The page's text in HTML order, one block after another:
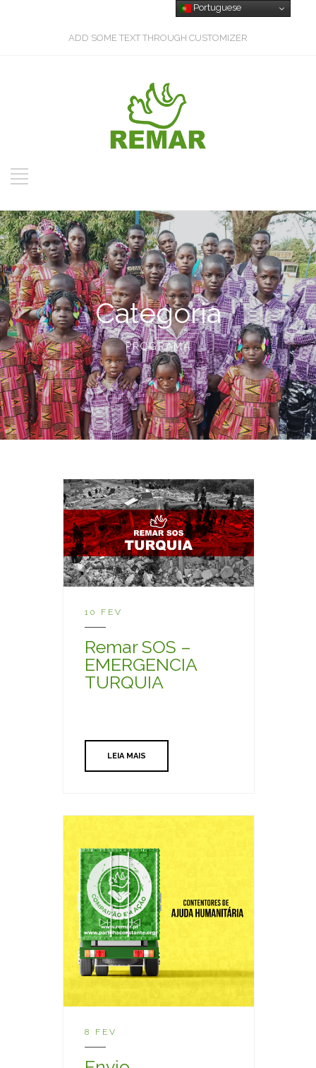
ADD SOME TEXT THROUGH CUSTOMIZER
Categoria
PROGRAMA
10 FEV
Remar SOS –
EMERGENCIA
TURQUIA
LEIA MAIS
8 FEV
Portuguese